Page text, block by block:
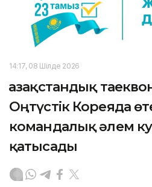
14:17, 08 Шілде 2026
Қазақстандық
Оңтүстік Кореяда
командалық әлем
қатысады